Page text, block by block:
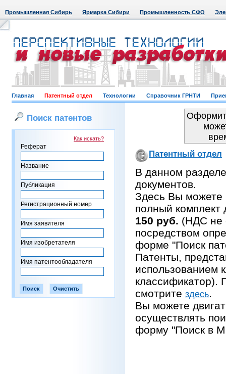
Промышленная Сибирь Ярмарка Сибири Промышленность СФО
Главная Патентный отдел Технологии Справочник ГРНТИ
Поиск патентов
Как искать?
Реферат
Название
Публикация
Регистрационный номер
Имя заявителя
Имя изобретателя
Имя патентообладателя
Патентный отдел
В данном
документов.
Здесь Вы можете
полный комплект
150 руб. (НДС не
посредством
форме "Поиск
Патенты,
использованием
классификатор).
смотрите здесь.
Вы можете
осуществлять
форму "Поиск в